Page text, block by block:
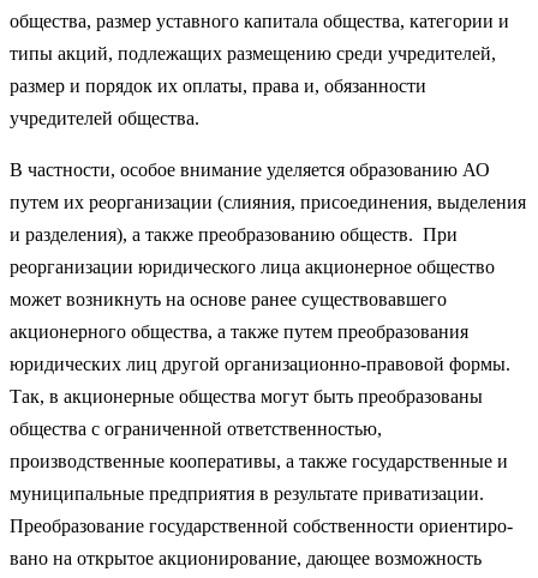
общества, размер уставного капитала общества, категории и
типы акций, подлежащих размещению среди учредителей,
размер и порядок их оплаты, права и, обязанности
учредителей общества.
В частности, особое внимание уделяется образованию АО
путем их реорганизации (слияния, присоединения, выделения
и разделения), а также преобразованию обществ. При
реорганизации юридического лица акционерное общество
может возникнуть на основе ранее существовавшего
акционерного общества, а также путем преобразования
юридических лиц другой организационно-правовой формы.
Так, в акционерные общества могут быть преобразованы
общества с ограниченной ответственностью,
производственные кооперативы, а также государственные и
муниципальные предприятия в результате приватизации.
Преобразование государственной собственности ориентиро­
вано на открытое акционирование, дающее возможность